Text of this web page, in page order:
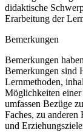
didaktische
Erarbeitung der
Bemerkungen
Bemerkungen
Bemerkungen sind
Lernmethoden,
Möglichkeiten einer
umfassen Bezüge
Faches, zu
und